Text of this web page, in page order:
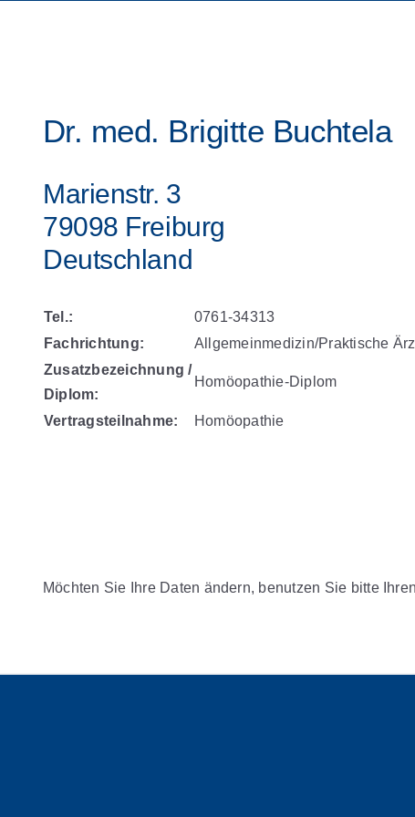
Dr. med. Brigitte Buchtela
Marienstr. 3
79098 Freiburg
Deutschland
Tel.:
0761-34313
Fachrichtung:
Allgemeinmedizin/Praktische
Zusatzbezeichnung /
Diplom:
Homöopathie-Diplom
Vertragsteilnahme: Homöopathie
Möchten Sie Ihre Daten ändern, benutzen Sie bitte